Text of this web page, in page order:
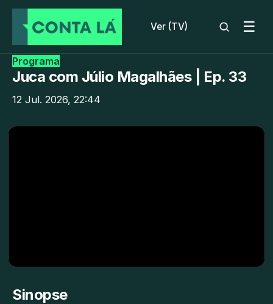
Ver (TV) ☰
Programa
Juca com Júlio Magalhães | Ep. 33
12 Jul. 2026, 22:44
Sinopse